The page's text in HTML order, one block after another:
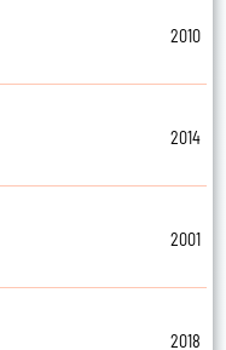
2010
2014
2001
2018